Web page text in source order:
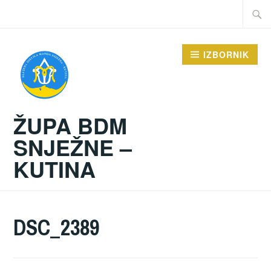
Traži:
ŽUPA BDM
SNJEŽNE –
KUTINA
IZBORNIK
DSC_2389